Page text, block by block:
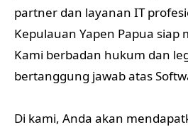
partner dan layanan IT
Kepulauan Yapen Papua siap
Kami berbadan hukum dan
bertanggung jawab atas
Di kami, Anda akan